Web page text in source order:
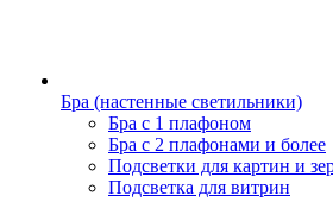
Бра (настенные светильники)
Бра с 1 плафоном
Бра с 2 плафонами и более
Подсветки для картин и
Подсветка для витрин